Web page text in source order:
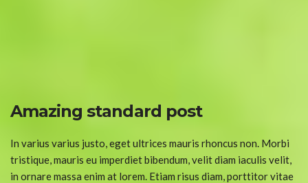
Amazing standard post
In varius varius justo, eget ultrices mauris rhoncus non. Morbi
tristique, mauris eu imperdiet bibendum, velit diam iaculis velit,
in ornare massa enim at lorem. Etiam risus diam, porttitor vitae